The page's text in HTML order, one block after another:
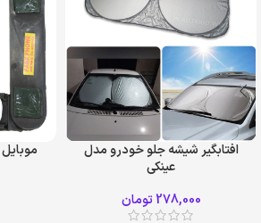
افتابگیر شیشه جلو خودرو مدل
عینکی
278,000 تومان